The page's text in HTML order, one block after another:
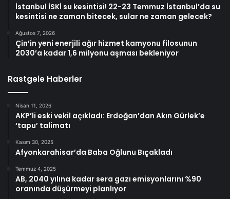
İstanbul İSKİ su kesintisi! 22-23 Temmuz İstanbul’da su
kesintisi ne zaman bitecek, sular ne zaman gelecek?
Ağustos 7, 2026
Çin’in yeni enerjili ağır hizmet kamyonu filosunun
2030’a kadar 1,6 milyonu aşması bekleniyor
Rastgele Haberler
Nisan 11, 2026
AKP’li eski vekil açıkladı: Erdoğan’dan Akın Gürlek’e
‘tapu’ talimatı
Kasım 30, 2025
Afyonkarahisar’da Baba Oğlunu Bıçakladı
Temmuz 4, 2025
AB, 2040 yılına kadar sera gazı emisyonlarını %90
oranında düşürmeyi planlıyor